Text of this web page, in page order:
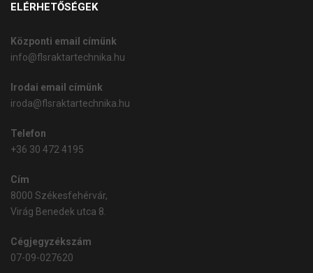
ELÉRHETŐSÉGEK
Központi email címünk
info@flsraktartechnika.hu
Irodai email címünk
iroda@flsraktartechnika.hu
Telefon
+36 30 472 4195
Cím
8000 Székesfehérvár,
Virág Benedek utca 8.
Cégjegyzékszám
07-09-027620